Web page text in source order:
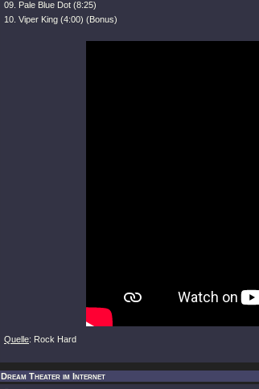
09. Pale Blue Dot (8:25)
10. Viper King (4:00) (Bonus)
Quelle: Rock Hard
Dream Theater im Internet